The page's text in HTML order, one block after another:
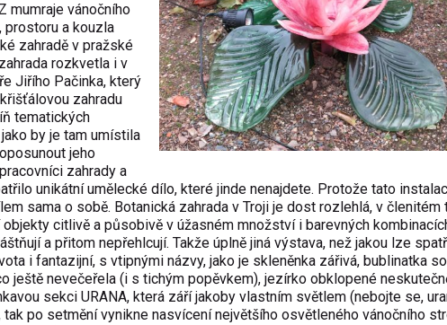
mumraje vánočního
prostoru a kouzla
zahradě v pražské
rozkvetla i v
Jiřího Pačinka, který
zahradu
tematických
by je tam umístila
jeho
zahrady a
unikátní umělecké dílo, které jinde nenajdete. Protože tato
sama o sobě. Botanická zahrada v Troji je dost rozlehlá, v členitém
citlivě a působivě v úžasném množství i barevných
a přitom nepřehlcují. Takže úplně jiná výstava, než jakou lze
i fantazijní, s vtipnými názvy, jako je skleněnka zářivá, bublinatka
ještě nevečeřela (i s tichým popěvkem), jezírko obklopené
sekci URANA, která září jakoby vlastním světlem (nebojte se,
po setmění vynikne nasvícení největšího osvětleného vánočního